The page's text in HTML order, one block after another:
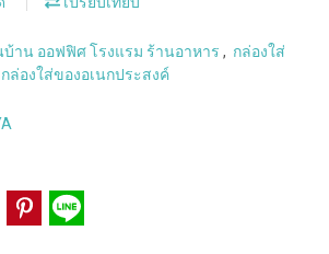
าน ออฟฟิศ โรงแรม ร้านอาหาร , กล่องใส่
กล่องใส่ของอเนกประสงค์